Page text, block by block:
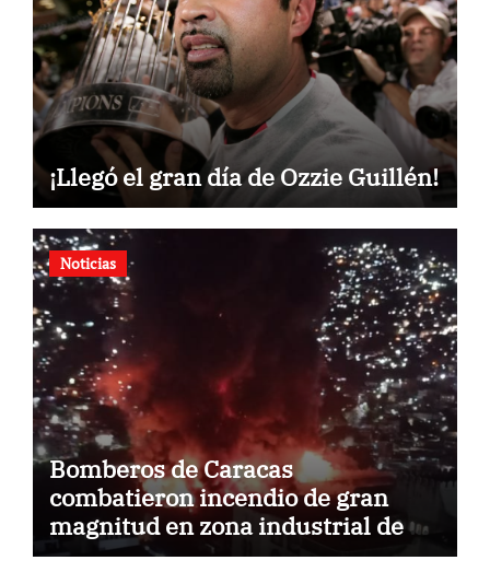
¡Llegó el gran día de Ozzie Guillén!
Noticias
Bomberos de Caracas
combatieron incendio de gran
magnitud en zona industrial de El
Llanito